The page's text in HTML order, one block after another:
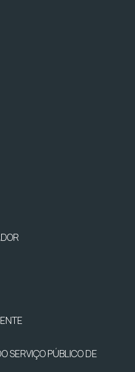
SERVIÇO PÚBLICO DE